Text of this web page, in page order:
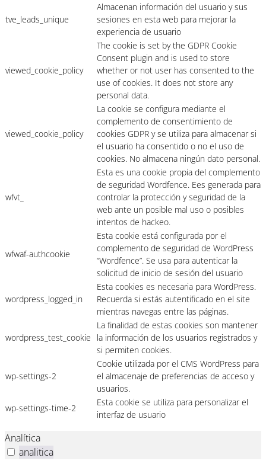
tve_leads_unique
Almacenan información del usuario y sus
sesiones en esta web para mejorar la
experiencia de usuario
viewed_cookie_policy
The cookie is set by the GDPR Cookie
Consent plugin and is used to store
whether or not user has consented to the
use of cookies. It does not store any
personal data.
viewed_cookie_policy
La cookie se configura mediante el
complemento de consentimiento de
cookies GDPR y se utiliza para almacenar si
el usuario ha consentido o no el uso de
cookies. No almacena ningún dato personal.
wfvt_
Esta es una cookie propia del complemento
de seguridad Wordfence. Ees generada para
controlar la protección y seguridad de la
web ante un posible mal uso o posibles
intentos de hackeo.
wfwaf-authcookie
Esta cookie está configurada por el
complemento de seguridad de WordPress
“Wordfence”. Se usa para autenticar la
solicitud de inicio de sesión del usuario
wordpress_logged_in
Esta cookies es necesaria para WordPress.
Recuerda si estás autentificado en el site
mientras navegas entre las páginas.
wordpress_test_cookie
La finalidad de estas cookies son mantener
la información de los usuarios registrados y
si permiten cookies.
wp-settings-2
Cookie utilizada por el CMS WordPress para
el almacenaje de preferencias de acceso y
usuarios.
wp-settings-time-2
Esta cookie se utiliza para personalizar el
interfaz de usuario
Analítica
analitica